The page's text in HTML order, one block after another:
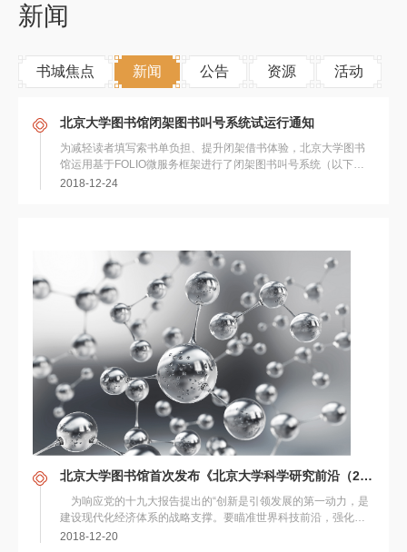
新闻
书城焦点 新闻 公告 资源 活动
北京大学图书馆闭架图书叫号系统试运行通知
为减轻读者填写索书单负担、提升闭架借书体验，北京大学图书
馆运用基于FOLIO微服务框架进行了闭架图书叫号系统（以下简
称系统）开发。现该系统已初步部署完毕，...
2018-12-24
北京大学图书馆首次发布《北京大学科学研究前沿（2018）》
为响应党的十九大报告提出的“创新是引领发展的第一动力，是
建设现代化经济体系的战略支撑。要瞄准世界科技前沿，强化基
础研究，实现前瞻性基础研究、引领性原创成...
2018-12-20